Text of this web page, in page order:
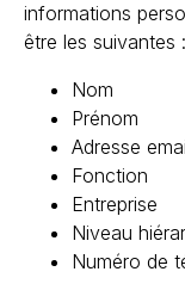
informations
être les suivantes :
Nom
Prénom
Adresse
Fonction
Entreprise
Niveau
Numéro de